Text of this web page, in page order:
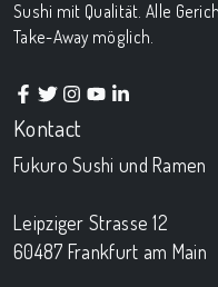
Sushi mit Qualität. Alle
Take-Away möglich.
Kontact
Fukuro Sushi und Ramen
Leipziger Strasse 12
60487 Frankfurt am Main